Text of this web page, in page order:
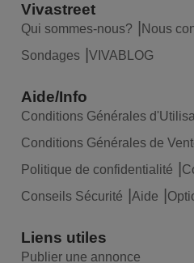
Vivastreet
Qui sommes-nous? Nous
Sondages
VIVABLOG
Aide/Info
Conditions Générales
Conditions Générales de
Politique de confidentialité
Conseils Sécurité
Aide
Liens utiles
Publier une annonce